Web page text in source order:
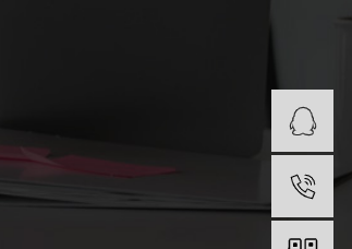
管部门有关税收的规定抵触
扣代缴和代收代缴税款。
用税控装置。您应当按照规
税控装置，或者损毁或者擅
款。五、按时、如实申报的
期限、申报内容如实办理纳
税资料。作为扣缴义务人，
告表以及我们根据实际需要
税期间应当按照规定办理纳